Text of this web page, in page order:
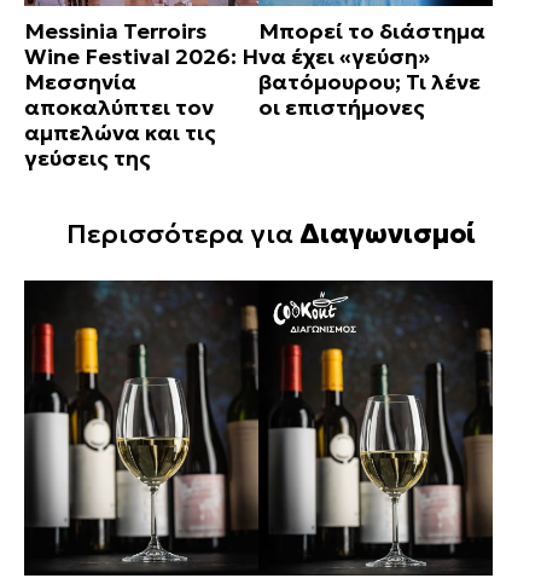
Messinia Terroirs
Wine Festival 2026: Η
Μεσσηνία
αποκαλύπτει τον
αμπελώνα και τις
γεύσεις της
Μπορεί το διάστημα
να έχει «γεύση»
βατόμουρου; Τι λένε
οι επιστήμονες
Περισσότερα για Διαγωνισμοί